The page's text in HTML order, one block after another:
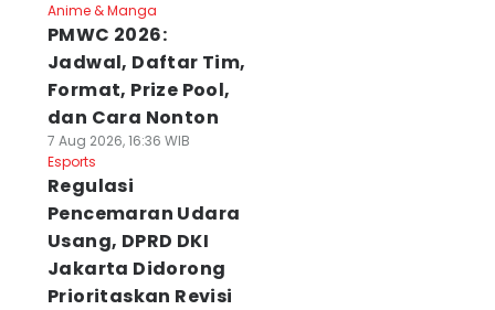
Anime & Manga
PMWC 2026:
Jadwal, Daftar Tim,
Format, Prize Pool,
dan Cara Nonton
7 Aug 2026, 16:36 WIB
Esports
Regulasi
Pencemaran Udara
Usang, DPRD DKI
Jakarta Didorong
Prioritaskan Revisi